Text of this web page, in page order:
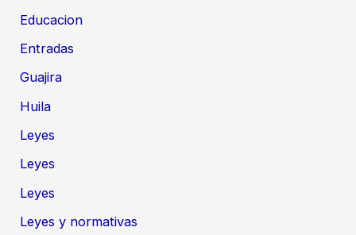
Educacion
Entradas
Guajira
Huila
Leyes
Leyes
Leyes
Leyes y normativas